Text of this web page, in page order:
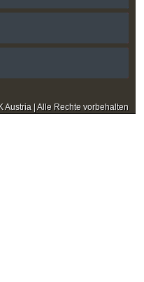
Austria | Alle Rechte vorbehalten